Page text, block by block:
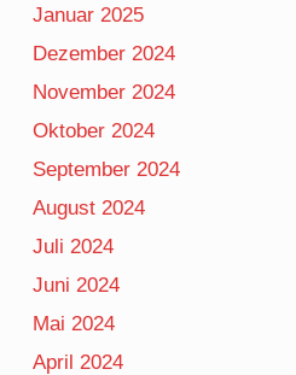
Januar 2025
Dezember 2024
November 2024
Oktober 2024
September 2024
August 2024
Juli 2024
Juni 2024
Mai 2024
April 2024